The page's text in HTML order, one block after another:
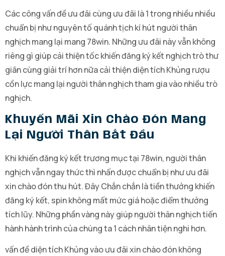
Các công vấn đề ưu đãi cùng ưu đãi là 1 trong nhiều nhiều
chuẩn bị như nguyên tố quánh tịch kí hút người thân
nghịch mang lại mang 78win. Những ưu đãi này vẫn không
riêng gì giúp cải thiện tốc khiến đăng ký kết nghịch trò thư
giãn cùng giải trí hơn nữa cải thiện diện tích Khủng rượu
cồn lực mang lại người thân nghịch tham gia vào nhiều trò
nghịch.
Khuyến Mãi Xin Chào Đón Mang
Lại Người Thân Bắt Đầu
Khi khiến đăng ký kết trương mục tại 78win, người thân
nghịch vẫn ngay thức thì nhấn được chuẩn bị như ưu đãi
xin chào đón thu hút. Đây Chắn chắn là tiền thưởng khiến
đăng ký kết, spin không mất mức giá hoặc điểm thưởng
tích lũy. Những phần vàng này giúp người thân nghịch tiến
hành hành trình của chúng ta 1 cách nhân tiện nghi hơn.
vấn đề diện tích Khủng vào ưu đãi xin chào đón không